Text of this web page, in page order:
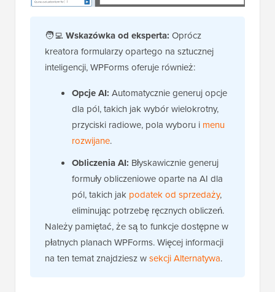
🧑‍💻 Wskazówka od eksperta: Oprócz
kreatora formularzy opartego na sztucznej
inteligencji, WPForms oferuje również:
Opcje AI: Automatycznie generuj opcje
dla pól, takich jak wybór wielokrotny,
przyciski radiowe, pola wyboru i menu
rozwijane.
Obliczenia AI: Błyskawicznie generuj
formuły obliczeniowe oparte na AI dla
pól, takich jak podatek od sprzedaży,
eliminując potrzebę ręcznych obliczeń.
Należy pamiętać, że są to funkcje dostępne w
płatnych planach WPForms. Więcej informacji
na ten temat znajdziesz wsekcji Alternatywa.